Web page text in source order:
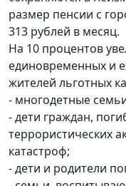
размер пенсии с
313 рублей в месяц.
На 10 процентов
единовременных и
жителей льготных
- многодетные
- дети граждан,
террористических
катастроф;
- дети и родители